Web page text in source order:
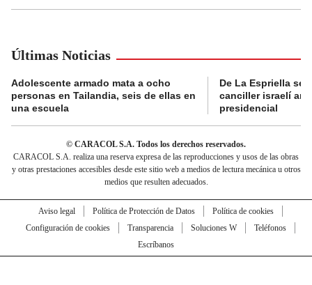
Últimas Noticias
Adolescente armado mata a ocho
personas en Tailandia, seis de ellas en
una escuela
De La Espriella se
canciller israelí
presidencial
© CARACOL S.A. Todos los derechos reservados.
CARACOL S.A. realiza una reserva expresa de las reproducciones y usos de las obras
y otras prestaciones accesibles desde este sitio web a medios de lectura mecánica u otros
medios que resulten adecuados.
Aviso legal Política de Protección de Datos
Política de cookies
Configuración de cookies
Transparencia Soluciones W
Teléfonos
Escríbanos